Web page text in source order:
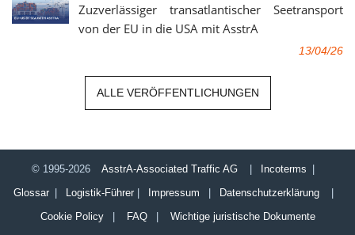
Zuzverlässiger transatlantischer Seetransport
von der EU in die USA mit AsstrA
13/04/26
ALLE VERÖFFENTLICHUNGEN
© 1995-2026 AsstrA-Associated Traffic AG Incoterms
Glossar| Logistik-Führer| Impressum Datenschutzerklärung
Cookie Policy| FAQ| Wichtige juristische Dokumente